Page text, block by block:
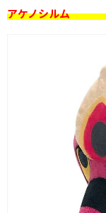
アケノシルム